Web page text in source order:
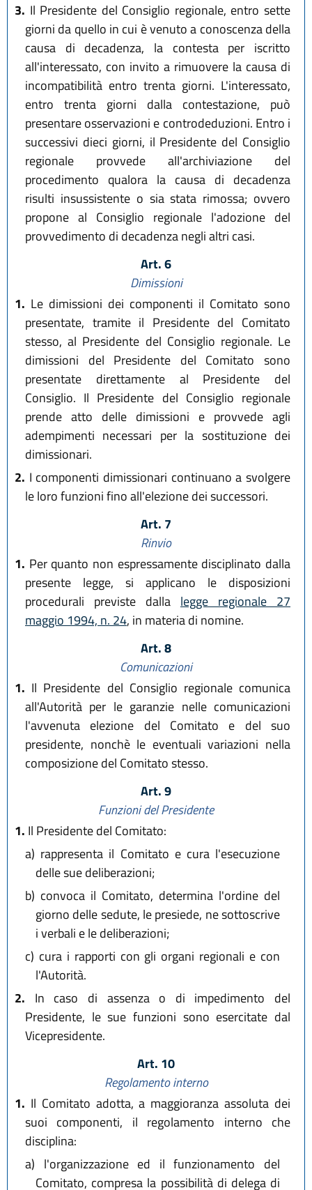
3. Il Presidente del Consiglio regionale, entro sette
giorni da quello in cui è venuto a conoscenza della
causa di decadenza, la contesta per iscritto
all'interessato, con invito a rimuovere la causa di
incompatibilità entro trenta giorni. L'interessato,
entro trenta giorni dalla contestazione, può
presentare osservazioni e controdeduzioni. Entro i
successivi dieci giorni, il Presidente del Consiglio
regionale provvede all'archiviazione del
procedimento qualora la causa di decadenza
risulti insussistente o sia stata rimossa; ovvero
propone al Consiglio regionale l'adozione del
provvedimento di decadenza negli altri casi.
Art. 6
Dimissioni
1. Le dimissioni dei componenti il Comitato sono
presentate, tramite il Presidente del Comitato
stesso, al Presidente del Consiglio regionale. Le
dimissioni del Presidente del Comitato sono
presentate direttamente al Presidente del
Consiglio. Il Presidente del Consiglio regionale
prende atto delle dimissioni e provvede agli
adempimenti necessari per la sostituzione dei
dimissionari.
2. I componenti dimissionari continuano a svolgere
le loro funzioni fino all'elezione dei successori.
Art. 7
Rinvio
1. Per quanto non espressamente disciplinato dalla
presente legge, si applicano le disposizioni
procedurali previste dalla legge regionale 27
maggio 1994, n. 24, in materia di nomine.
Art. 8
Comunicazioni
1. Il Presidente del Consiglio regionale comunica
all'Autorità per le garanzie nelle comunicazioni
l'avvenuta elezione del Comitato e del suo
presidente, nonchè le eventuali variazioni nella
composizione del Comitato stesso.
Art. 9
Funzioni del Presidente
1. Il Presidente del Comitato:
a) rappresenta il Comitato e cura l'esecuzione
delle sue deliberazioni;
b) convoca il Comitato, determina l'ordine del
giorno delle sedute, le presiede, ne sottoscrive
i verbali e le deliberazioni;
c) cura i rapporti con gli organi regionali e con
l'Autorità.
2. In caso di assenza o di impedimento del
Presidente, le sue funzioni sono esercitate dal
Vicepresidente.
Art. 10
Regolamento interno
1. Il Comitato adotta, a maggioranza assoluta dei
suoi componenti, il regolamento interno che
disciplina:
a) l'organizzazione ed il funzionamento del
Comitato, compresa la possibilità di delega di